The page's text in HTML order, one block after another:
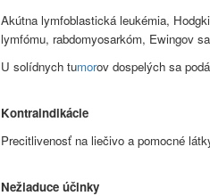
Akútna lymfoblastická leukémia,
lymfómu, rabdomyosarkóm, Ewingov
U solídnych tumorov dospelých sa
Kontraindikácie
Precitlivenosť na liečivo a pomocné
Nežiaduce účinky